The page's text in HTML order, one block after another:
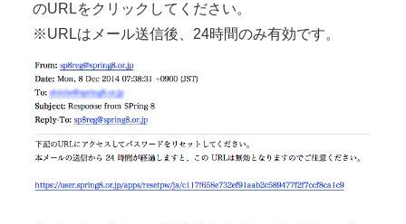
のURLをクリックしてください。
※URLはメール送信後、24時間のみ有効です。